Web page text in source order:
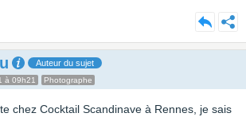
Auteur du sujet
à 09h21 Photographe
chez Cocktail Scandinave à Rennes, je sais